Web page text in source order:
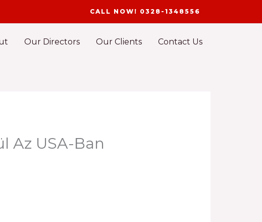
CALL NOW! 0328-1348556
Our Directors Our Clients Contact Us
Az USA-Ban